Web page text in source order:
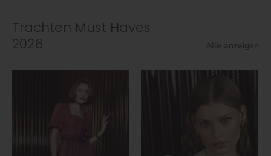
Trachten Must Haves
2026
Alle anzeigen